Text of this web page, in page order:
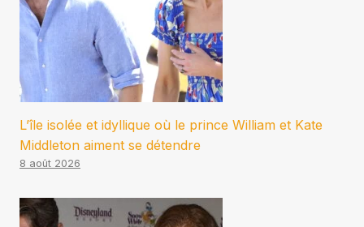
L’île isolée et idyllique où le prince William et Kate
Middleton aiment se détendre
8 août 2026